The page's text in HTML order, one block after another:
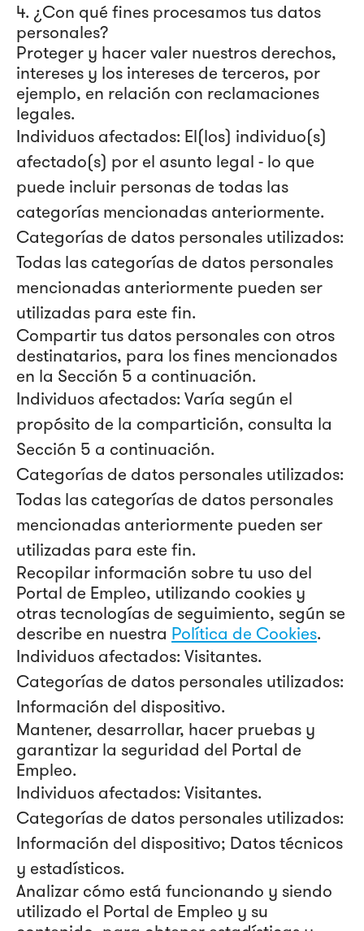
4. ¿Con qué fines procesamos tus datos
personales?
Proteger y hacer valer nuestros derechos,
intereses y los intereses de terceros, por
ejemplo, en relación con reclamaciones
legales.
Individuos afectados: El(los) individuo(s)
afectado(s) por el asunto legal - lo que
puede incluir personas de todas las
categorías mencionadas anteriormente.
Categorías de datos personales utilizados:
Todas las categorías de datos personales
mencionadas anteriormente pueden ser
utilizadas para este fin.
Compartir tus datos personales con otros
destinatarios, para los fines mencionados
en la Sección 5 a continuación.
Individuos afectados: Varía según el
propósito de la compartición, consulta la
Sección 5 a continuación.
Categorías de datos personales utilizados:
Todas las categorías de datos personales
mencionadas anteriormente pueden ser
utilizadas para este fin.
Recopilar información sobre tu uso del
Portal de Empleo, utilizando cookies y
otras tecnologías de seguimiento, según se
describe en nuestra Política de Cookies.
Individuos afectados: Visitantes.
Categorías de datos personales utilizados:
Información del dispositivo.
Mantener, desarrollar, hacer pruebas y
garantizar la seguridad del Portal de
Empleo.
Individuos afectados: Visitantes.
Categorías de datos personales utilizados:
Información del dispositivo; Datos técnicos
y estadísticos.
Analizar cómo está funcionando y siendo
utilizado el Portal de Empleo y su